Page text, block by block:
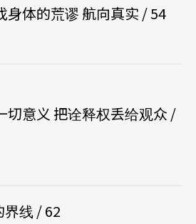
身体的荒谬 航向真实 / 54
切意义 把诠释权丢给观众 /
线 / 62